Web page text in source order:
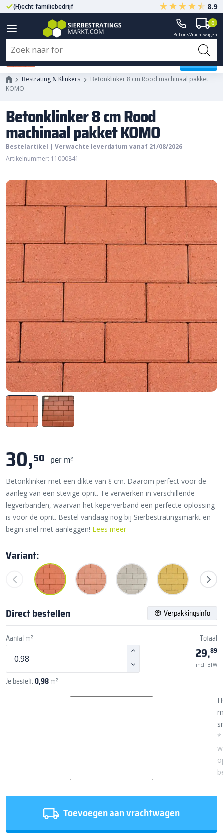
(H)echt familiebedrijf Gegarandeerd A-kwaliteit
8.9
Bel onsVrachtwagen
0
Bestrating & Klinkers
Betonklinker 8 cm Rood machinaal pakket
KOMO
Betonklinker 8 cm Rood
machinaal pakket KOMO
Bestelartikel | Verwachte leverdatum vanaf 21/08/2026
Artikelnummer: 11000841
30,50 per m²
Betonklinker met een dikte van 8 cm. Daarom perfect voor de
aanleg van een stevige oprit. Te verwerken in verschillende
legverbanden, waarvan het keperverband een perfecte oplossing
is voor de oprit. Bestel vandaag nog bij Sierbestratingsmarkt en
begin snel met aanleggen! Lees meer
Variant:
Direct bestellen Verpakkingsinfo
Aantal m²
Je bestelt:0,98m²
Totaal
29,89
incl. BTW
*
Toevoegen aan vrachtwagen
Betonklinker 8 cm Rood
machinaal pakket KOMO